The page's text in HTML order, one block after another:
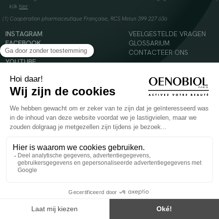
klik hier
(1) Coopération pharmaceutique Française, RCS Melun 399 227 636
INSTAGRAM
FACEBOOK
TIKTOK
YOUTUBE
VEELGESTELDE VRAGEN
GLOSSARIUM
CONTACTEER ONS
Voedingssupplement dat moet worden geconsumeerd als onderdeel van een gevarieerde,
evenwichtige voeding en een gezonde levensstijl. Aanbevolen dagelijkse dosis niet
overschrijden. Enkel voor volwassenen, buiten het bereik van kinderen houden.